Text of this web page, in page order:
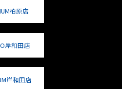
柏原店
岸和田店
岸和田店